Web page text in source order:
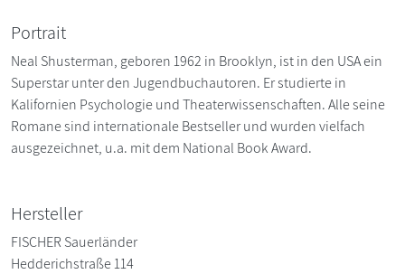
Portrait
Neal Shusterman, geboren 1962 in Brooklyn, ist in den USA ein
Superstar unter den Jugendbuchautoren. Er studierte in
Kalifornien Psychologie und Theaterwissenschaften. Alle seine
Romane sind internationale Bestseller und wurden vielfach
ausgezeichnet, u.a. mit dem National Book Award.
Hersteller
FISCHER Sauerländer
Hedderichstraße 114